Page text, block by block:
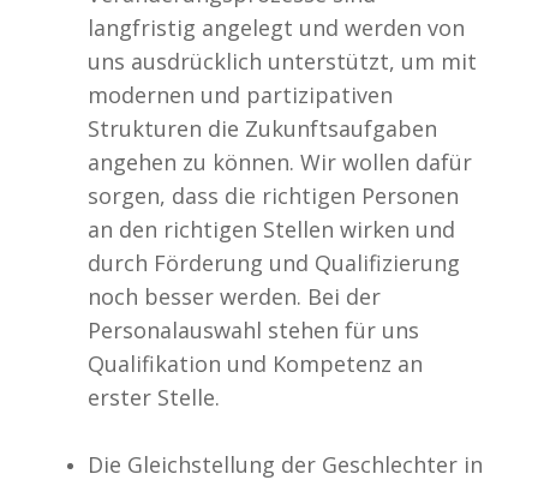
langfristig angelegt und werden von
uns ausdrücklich unterstützt, um mit
modernen und partizipativen
Strukturen die Zukunftsaufgaben
angehen zu können. Wir wollen dafür
sorgen, dass die richtigen Personen
an den richtigen Stellen wirken und
durch Förderung und Qualifizierung
noch besser werden. Bei der
Personalauswahl stehen für uns
Qualifikation und Kompetenz an
erster Stelle.
Die Gleichstellung der Geschlechter in